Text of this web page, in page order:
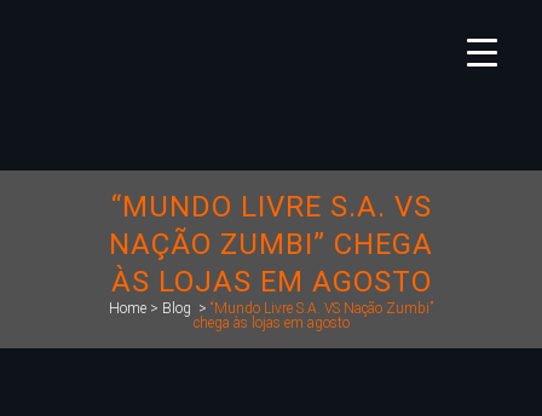
“MUNDO LIVRE S.A. VS
NAÇÃO ZUMBI” CHEGA
ÀS LOJAS EM AGOSTO
Home > Blog > “Mundo Livre S.A. VS Nação Zumbi”
chega às lojas em agosto